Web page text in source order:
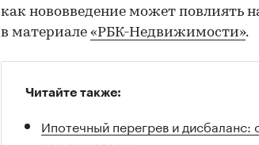
как нововведение может повлиять
в материале «РБК-Недвижимости».
Читайте также:
Ипотечный перегрев и дисбаланс: